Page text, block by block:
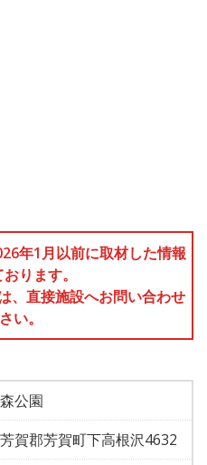
年1月以前に取材した情報
ります。
、直接施設へお問い合わせ
い。
公園
芳賀郡芳賀町下高根沢4632